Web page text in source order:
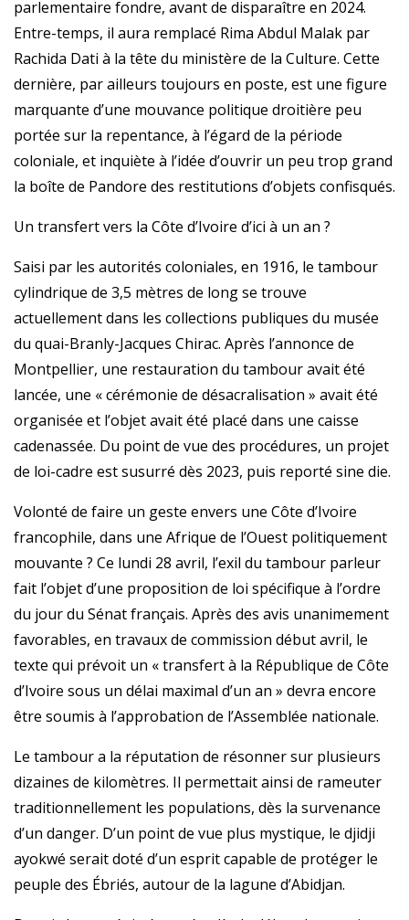
parlementaire fondre, avant de disparaître en 2024.
Entre-temps, il aura remplacé Rima Abdul Malak par
Rachida Dati à la tête du ministère de la Culture. Cette
dernière, par ailleurs toujours en poste, est une figure
marquante d’une mouvance politique droitière peu
portée sur la repentance, à l’égard de la période
coloniale, et inquiète à l’idée d’ouvrir un peu trop grand
la boîte de Pandore des restitutions d’objets confisqués.
Un transfert vers la Côte d’Ivoire d’ici à un an ?
Saisi par les autorités coloniales, en 1916, le tambour
cylindrique de 3,5 mètres de long se trouve
actuellement dans les collections publiques du musée
du quai-Branly-Jacques Chirac. Après l’annonce de
Montpellier, une restauration du tambour avait été
lancée, une « cérémonie de désacralisation » avait été
organisée et l’objet avait été placé dans une caisse
cadenassée. Du point de vue des procédures, un projet
de loi-cadre est susurré dès 2023, puis reporté sine die.
Volonté de faire un geste envers une Côte d’Ivoire
francophile, dans une Afrique de l’Ouest politiquement
mouvante ? Ce lundi 28 avril, l’exil du tambour parleur
fait l’objet d’une proposition de loi spécifique à l’ordre
du jour du Sénat français. Après des avis unanimement
favorables, en travaux de commission début avril, le
texte qui prévoit un « transfert à la République de Côte
d’Ivoire sous un délai maximal d’un an » devra encore
être soumis à l’approbation de l’Assemblée nationale.
Le tambour a la réputation de résonner sur plusieurs
dizaines de kilomètres. Il permettait ainsi de rameuter
traditionnellement les populations, dès la survenance
d’un danger. D’un point de vue plus mystique, le djidji
ayokwé serait doté d’un esprit capable de protéger le
peuple des Ébriés, autour de la lagune d’Abidjan.